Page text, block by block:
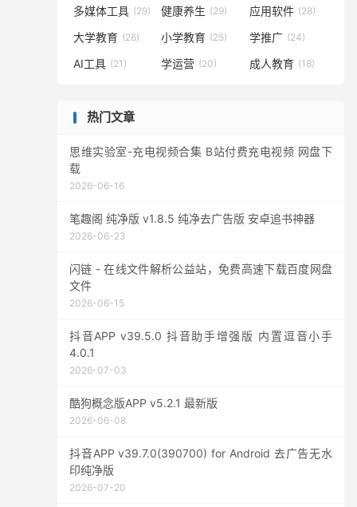
多媒体工具 (29) 健康养生 (29) 应用软件 (28)
大学教育 (26) 小学教育 (25) 学推广 (24)
AI工具 (21) 学运营 (20) 成人教育 (18)
热门文章
思维实验室-充电视频合集 B站付费充电视频 网盘下
载
2026-06-16
笔趣阁 纯净版 v1.8.5 纯净去广告版 安卓追书神器
2026-06-23
闪链 - 在线文件解析公益站，免费高速下载百度网盘
文件
2026-06-15
抖音APP v39.5.0 抖音助手增强版 内置逗音小手
4.0.1
2026-07-03
酷狗概念版APP v5.2.1 最新版
2026-06-08
抖音APP v39.7.0(390700) for Android 去广告无水
印纯净版
2026-07-20